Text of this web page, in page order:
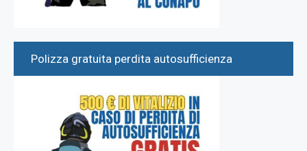
Polizza gratuita perdita autosufficienza